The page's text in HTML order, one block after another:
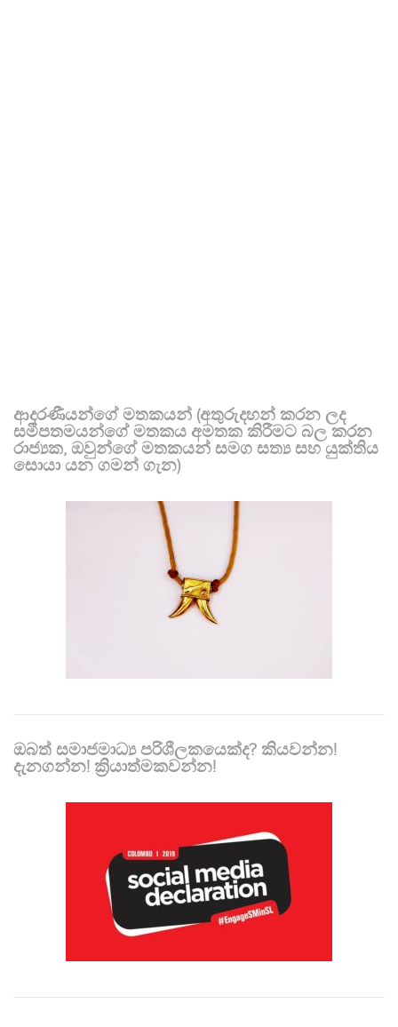
ආදරණීයන්ගේ මතකයන් (අතුරුදහන් කරන ලද
සමීපතමයන්ගේ මතකය අමතක කිරීමට බල කරන
රාජ්‍යක, ඔවුන්ගේ මතකයන් සමග සත්‍ය සහ යුක්තිය
සොයා යන ගමන් ගැන)
ඔබත් සමාජමාධ්‍ය පරිශීලකයෙක්ද? කියවන්න!
දැනගන්න! ක්‍රියාත්මකවන්න!